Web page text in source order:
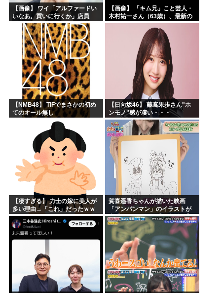
【画像】 ワイ「アルファードい
いなあ。買いに行くか」店員
「ほいっ見積もりな！」ワイ
「金額おかしくね？」←お前ら
もそう思うよな？？？？？
【画像】 「キム兄」こと芸人・
木村祐一さん（63歳）、最新の
松本人志さんとのツーショット
が完全に別人だとネット騒然！
「マジで誰かわからん」...
【NMB48】 TIFでまさかの初め
てのオール無し
【日向坂46】 藤嶌果歩さん"ホ
ンモノ"感が凄い・・・
【凄すぎる】 力士の嫁に美人が
多い理由→「これ」だったｗｗ
ｗｗｗｗｗ
賀喜遥香ちゃんが描いた映画
「アンパンマン」のイラストが
上手すぎる！！！【乃木坂46】